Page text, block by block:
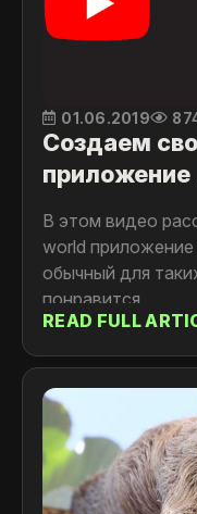
01.06.2019
Создаем
приложение
В этом видео
world
обычный для
понравится.
READ FULL